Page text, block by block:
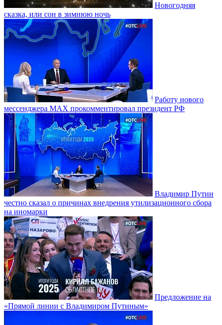
Новогодняя
сказка, или сон в зимнюю ночь
Работу нового
мессенджера MAX прокомментировал президент РФ
Владимир Путин
честно сказал о причинах внедрения утилизационного сбора
на иномарки
Предложение на
«Прямой линии с Владимиром Путиным»